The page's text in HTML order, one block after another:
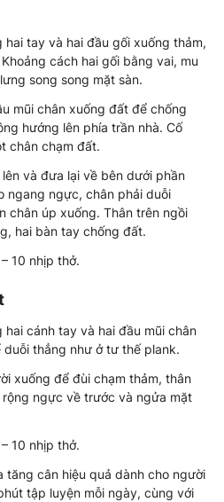
hai tay và hai đầu gối xuống thảm,
cách hai gối bằng vai, mu
song song mặt sàn.
mũi chân xuống đất để chống
hướng lên phía trần nhà. Cố
chân chạm đất.
và đưa lại về bên dưới phần
ngang ngực, chân phải duỗi
chân úp xuống. Thân trên ngồi
hai bàn tay chống đất.
10 nhịp thở.
hai cánh tay và hai đầu mũi chân
thẳng như ở tư thế plank.
xuống để đùi chạm thảm, thân
rộng ngực về trước và ngửa mặt
10 nhịp thở.
tăng cân hiệu quả dành cho người
tập luyện mỗi ngày, cùng với